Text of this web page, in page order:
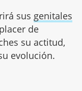
sus genitales
de
su actitud,
evolución.